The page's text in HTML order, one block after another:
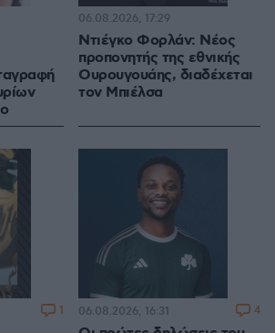
Ντιέγκο Φορλάν: Νέος
προπονητής της εθνικής
Ουρουγουάης, διαδέχεται
τον Μπιέλσα
06.08.2026, 17:29
1 06.08.2026, 16:31 4